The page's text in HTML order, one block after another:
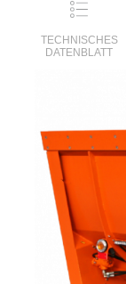
TECHNISCHES
DATENBLATT